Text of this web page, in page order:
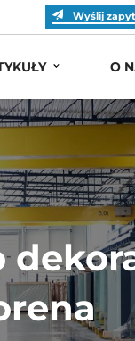
Wyślij
O